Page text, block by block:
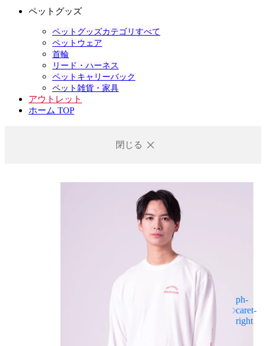
ペットグッズ
ペットグッズカテゴリすべて
ペットウェア
首輪
リード・ハーネス
ペットキャリーバック
ペット雑貨・家具
アウトレット
ホーム TOP
閉じる